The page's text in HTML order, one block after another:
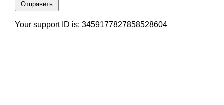
Отправить
Your support ID is: 3459177827858528604